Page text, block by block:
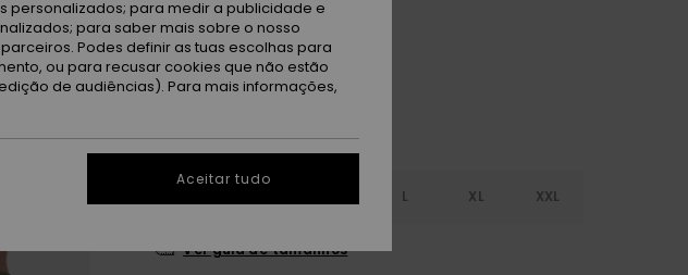
CorGrape Leaf
L XL XXL
Ver guia de tamanhos
personalizados; para medir a publicidade e
para saber mais sobre o nosso
Podes definir as tuas escolhas para
ou para recusar cookies que não estão
de audiências). Para mais informações,
Aceitar tudo